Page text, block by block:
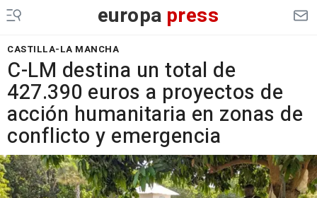
europa press
CASTILLA-LA MANCHA
C-LM destina un total de
427.390 euros a proyectos de
acción humanitaria en zonas de
conflicto y emergencia